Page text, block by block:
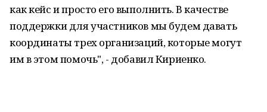
как кейс и просто его выполнить. В качестве
поддержки для участников мы будем давать
координаты трех организаций, которые могут
им в этом помочь", - добавил Кириенко.